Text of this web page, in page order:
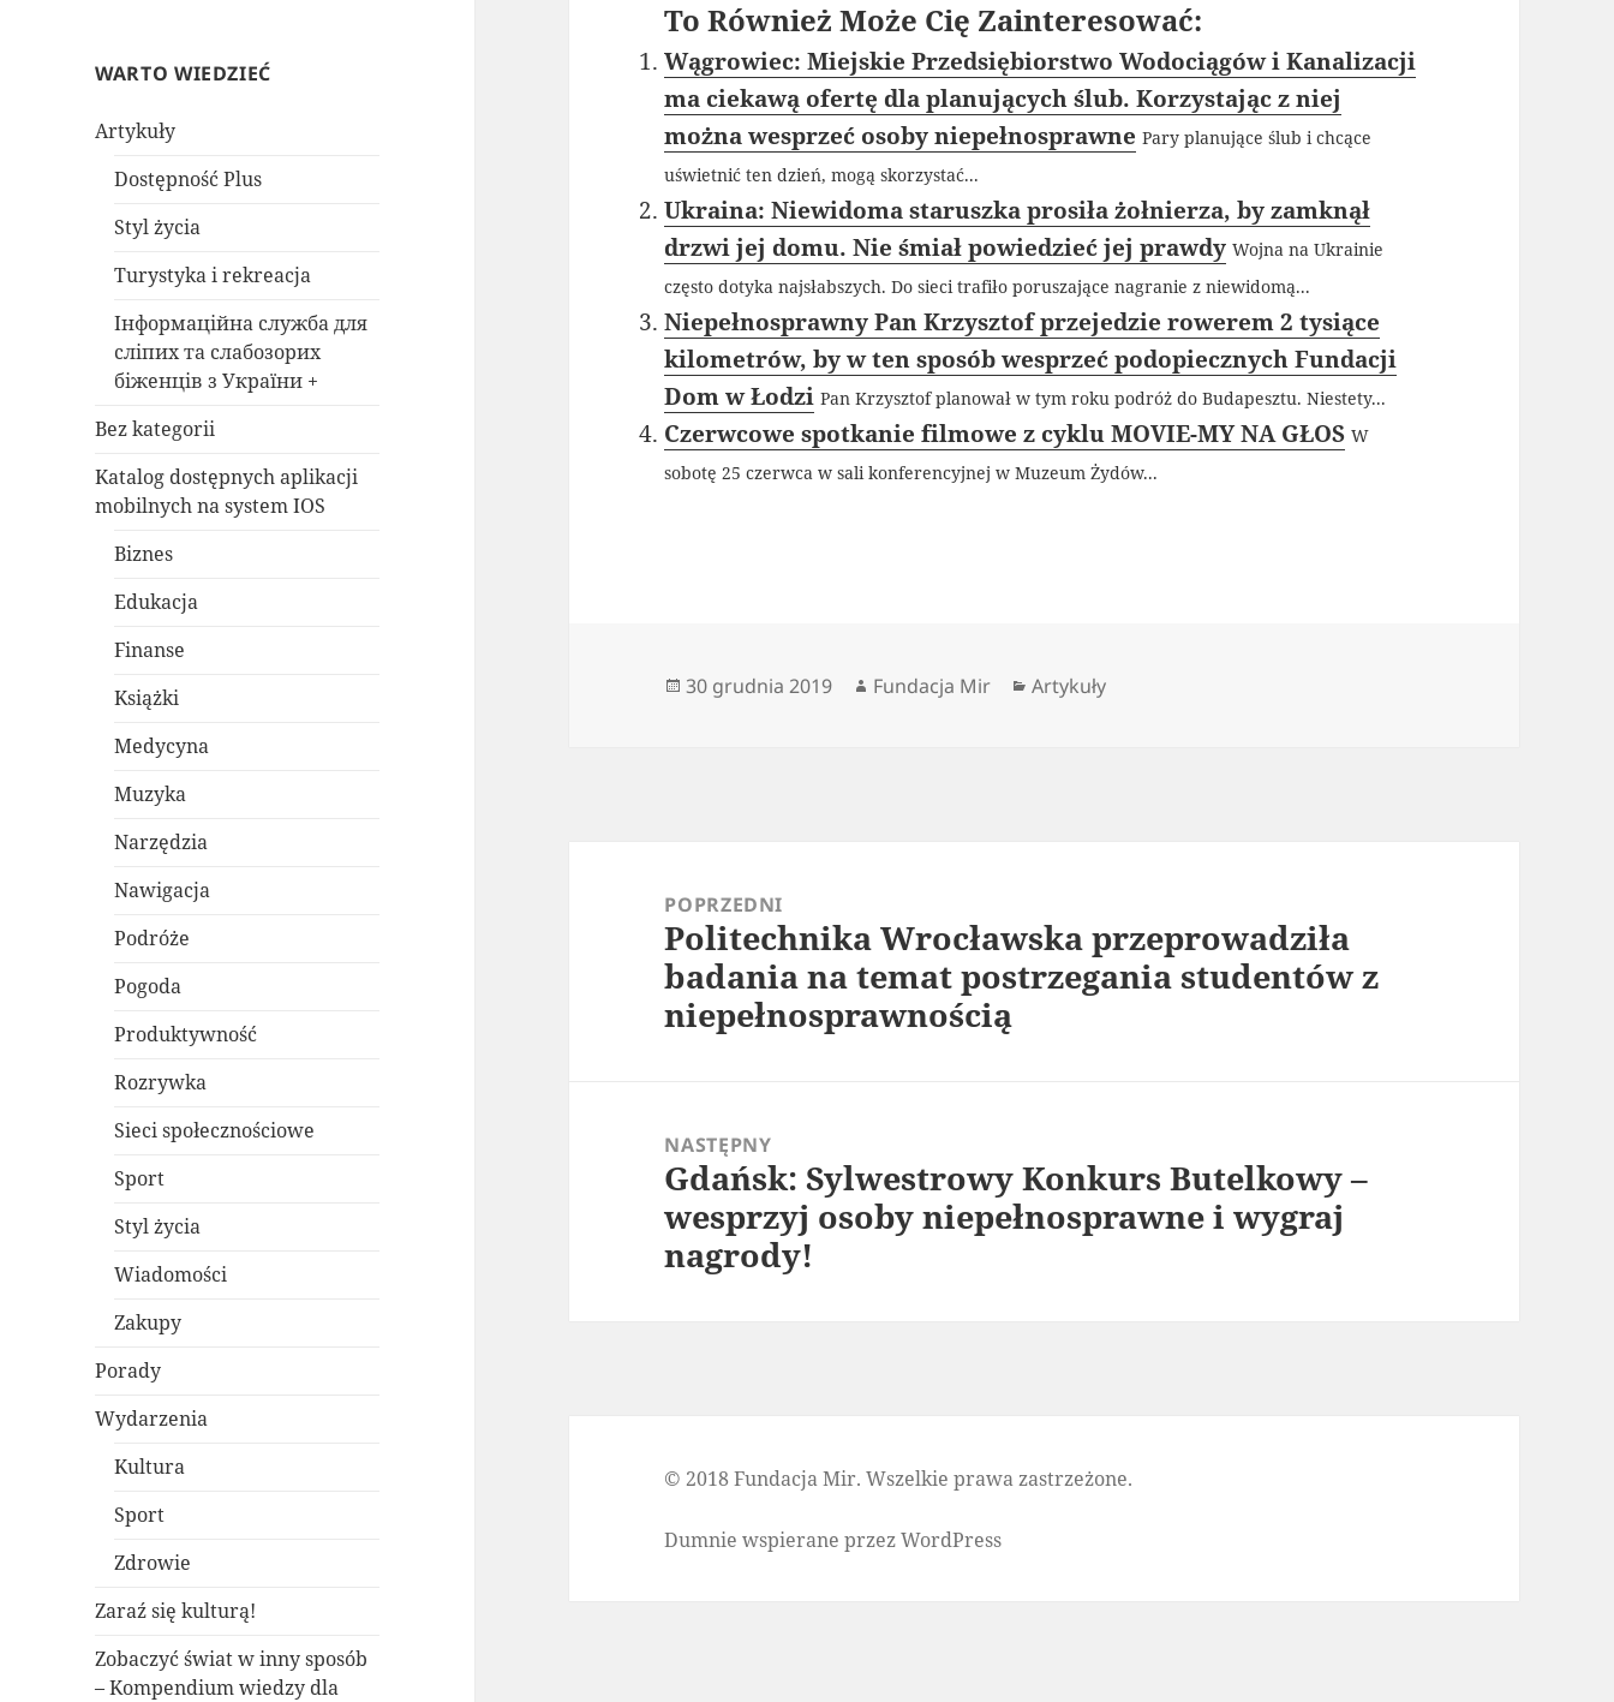
WARTO WIEDZIEĆ
Artykuły
Dostępność Plus
Styl życia
Turystyka i rekreacja
Інформаційна служба для
сліпих та слабозорих
біженців з України +
Bez kategorii
Katalog dostępnych aplikacji
mobilnych na system IOS
Biznes
Edukacja
Finanse
Książki
Medycyna
Muzyka
Narzędzia
Nawigacja
Podróże
Pogoda
Produktywność
Rozrywka
Sieci społecznościowe
Sport
Styl życia
Wiadomości
Zakupy
Porady
Wydarzenia
Kultura
Sport
Zdrowie
Zaraź się kulturą!
Zobaczyć świat w inny sposób
– Kompendium wiedzy dla
To Również Może Cię Zainteresować:
Wągrowiec: Miejskie Przedsiębiorstwo Wodociągów i Kanalizacji
ma ciekawą ofertę dla planujących ślub. Korzystając z niej
można wesprzeć osoby niepełnosprawne Pary planujące ślub i chcące
uświetnić ten dzień, mogą skorzystać...
Ukraina: Niewidoma staruszka prosiła żołnierza, by zamknął
drzwi jej domu. Nie śmiał powiedzieć jej prawdy Wojna na Ukrainie
często dotyka najsłabszych. Do sieci trafiło poruszające nagranie z niewidomą...
Niepełnosprawny Pan Krzysztof przejedzie rowerem 2 tysiące
kilometrów, by w ten sposób wesprzeć podopiecznych Fundacji
Dom w Łodzi Pan Krzysztof planował w tym roku podróż do Budapesztu. Niestety...
Czerwcowe spotkanie filmowe z cyklu MOVIE-MY NA GŁOS W
sobotę 25 czerwca w sali konferencyjnej w Muzeum Żydów...
Data
30 grudnia 2019 Autor
Fundacja Mir Kategorie
Artykuły
POPRZEDNI
Poprzedni
wpis:
Politechnika Wrocławska przeprowadziła
badania na temat postrzegania studentów z
niepełnosprawnością
NASTĘPNY
Następny
wpis:
Gdańsk: Sylwestrowy Konkurs Butelkowy –
wesprzyj osoby niepełnosprawne i wygraj
nagrody!
© 2018 Fundacja Mir. Wszelkie prawa zastrzeżone.
Dumnie wspierane przez WordPress